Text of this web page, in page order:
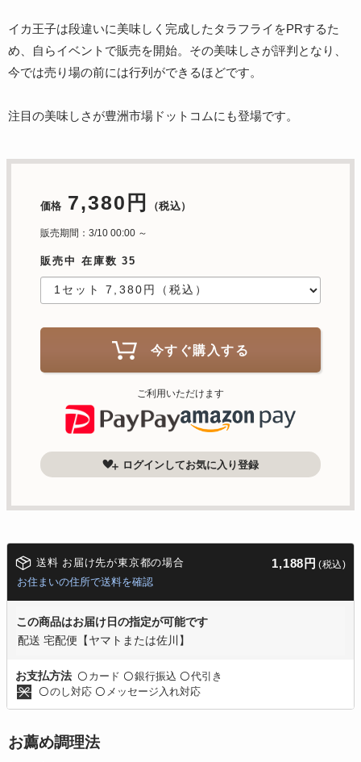
イカ王子は段違いに美味しく完成したタラフライをPRするた
め、自らイベントで販売を開始。その美味しさが評判となり、
今では売り場の前には行列ができるほどです。
注目の美味しさが豊洲市場ドットコムにも登場です。
価格 7,380円 （税込）
販売期間：3/10 00:00 ～
販売中 在庫数 35
今すぐ購入する
ご利用いただけます
ログインしてお気に入り登録
送料 お届け先が東京都の場合 1,188円 (税込)
お住まいの住所で送料を確認
この商品はお届け日の指定が可能です
配送 宅配便【ヤマトまたは佐川】
お支払方法 〇 カード 〇銀行振込 〇代引き
〇のし対応 〇 メッセージ入れ対応
お薦め調理法